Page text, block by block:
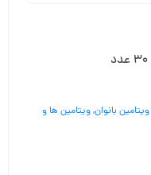
ویتامین بانوان,ویتامین ها و